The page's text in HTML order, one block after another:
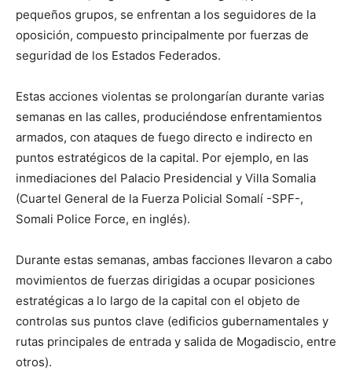
— Ministry of Foreign Affairs 🇸🇴 (@MOFASomalia)
April 14, 2021
pequeños grupos, se enfrentan a los seguidores de la
oposición, compuesto principalmente por fuerzas de
seguridad de los Estados Federados.
Estas acciones violentas se prolongarían durante varias
semanas en las calles, produciéndose enfrentamientos
armados, con ataques de fuego directo e indirecto en
puntos estratégicos de la capital. Por ejemplo, en las
inmediaciones del Palacio Presidencial y Villa Somalia
(Cuartel General de la Fuerza Policial Somalí -SPF-,
Somali Police Force, en inglés).
Durante estas semanas, ambas facciones llevaron a cabo
movimientos de fuerzas dirigidas a ocupar posiciones
estratégicas a lo largo de la capital con el objeto de
controlas sus puntos clave (edificios gubernamentales y
rutas principales de entrada y salida de Mogadiscio, entre
otros).